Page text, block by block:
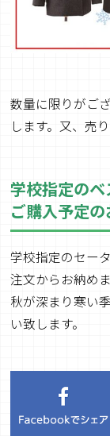
数量に限りがご
します。又、売
学校指定の
ご購入予定
学校指定のセー
注文からお納め
秋が深まり寒い
い致します。